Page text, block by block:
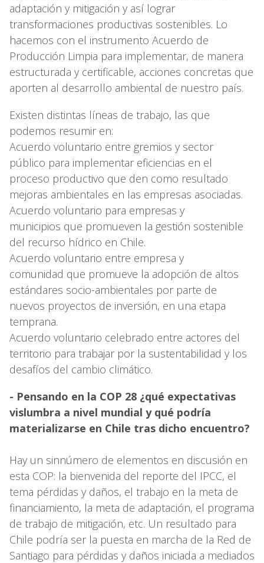
adaptación y mitigación y así lograr
transformaciones productivas sostenibles. Lo
hacemos con el instrumento Acuerdo de
Producción Limpia para implementar, de manera
estructurada y certificable, acciones concretas que
aporten al desarrollo ambiental de nuestro país.
Existen distintas líneas de trabajo, las que
podemos resumir en:
Acuerdo voluntario entre gremios y sector
público para implementar eficiencias en el
proceso productivo que den como resultado
mejoras ambientales en las empresas asociadas.
Acuerdo voluntario para empresas y
municipios que promueven la gestión sostenible
del recurso hídrico en Chile.
Acuerdo voluntario entre empresa y
comunidad que promueve la adopción de altos
estándares socio-ambientales por parte de
nuevos proyectos de inversión, en una etapa
temprana.
Acuerdo voluntario celebrado entre actores del
territorio para trabajar por la sustentabilidad y los
desafíos del cambio climático.
- Pensando en la COP 28 ¿qué expectativas
vislumbra a nivel mundial y qué podría
materializarse en Chile tras dicho encuentro?
Hay un sinnúmero de elementos en discusión en
esta COP: la bienvenida del reporte del IPCC, el
tema pérdidas y daños, el trabajo en la meta de
financiamiento, la meta de adaptación, el programa
de trabajo de mitigación, etc. Un resultado para
Chile podría ser la puesta en marcha de la Red de
Santiago para pérdidas y daños iniciada a mediados